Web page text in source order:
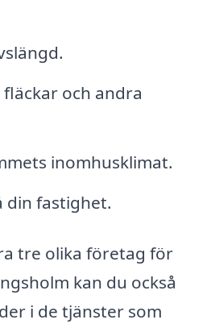
och andra
inomhusklimat.
din fastighet.
tre olika företag för
kan du också
i de tjänster som